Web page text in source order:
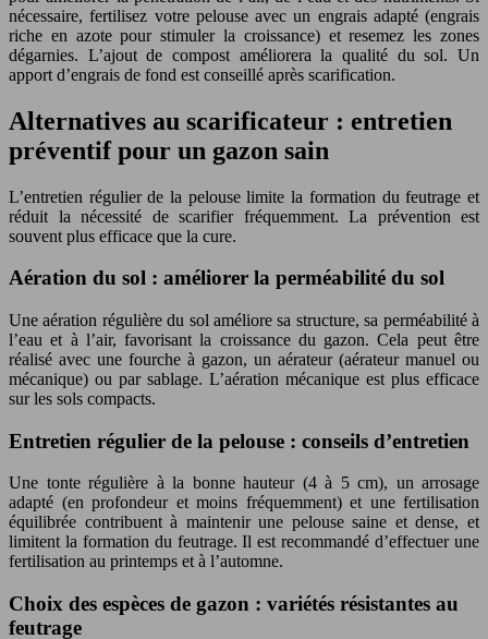
nécessaire, fertilisez votre pelouse avec un engrais adapté (engrais
riche en azote pour stimuler la croissance) et resemez les zones
dégarnies. L’ajout de compost améliorera la qualité du sol. Un
apport d’engrais de fond est conseillé après scarification.
Alternatives au scarificateur : entretien
préventif pour un gazon sain
L’entretien régulier de la pelouse limite la formation du feutrage et
réduit la nécessité de scarifier fréquemment. La prévention est
souvent plus efficace que la cure.
Aération du sol : améliorer la perméabilité du sol
Une aération régulière du sol améliore sa structure, sa perméabilité à
l’eau et à l’air, favorisant la croissance du gazon. Cela peut être
réalisé avec une fourche à gazon, un aérateur (aérateur manuel ou
mécanique) ou par sablage. L’aération mécanique est plus efficace
sur les sols compacts.
Entretien régulier de la pelouse : conseils d’entretien
Une tonte régulière à la bonne hauteur (4 à 5 cm), un arrosage
adapté (en profondeur et moins fréquemment) et une fertilisation
équilibrée contribuent à maintenir une pelouse saine et dense, et
limitent la formation du feutrage. Il est recommandé d’effectuer une
fertilisation au printemps et à l’automne.
Choix des espèces de gazon : variétés résistantes au
feutrage